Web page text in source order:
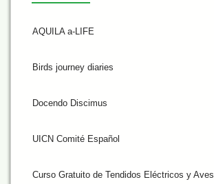
AQUILA a-LIFE
Birds journey diaries
Docendo Discimus
UICN Comité Español
Curso Gratuito de Tendidos Eléctricos y Aves